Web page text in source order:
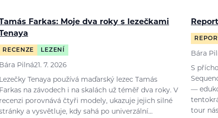
Farkas: Moje dva roky s lezečkami
RECENZE LEZENÍ
Bára Pilná21. 7. 2026
Lezečky Tenaya používá maďarský lezec Tamás
Farkas na závodech i na skalách už téměř dva roky. V
recenzi porovnává čtyři modely, ukazuje jejich silné
a vysvětluje, kdy sahá po univerzální…
Bára
S
—
tour